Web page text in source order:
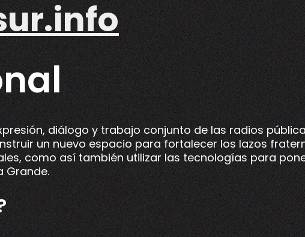
diálogo y trabajo conjunto de las radios
un nuevo espacio para fortalecer los lazos
como así también utilizar las tecnologías para
Grande.